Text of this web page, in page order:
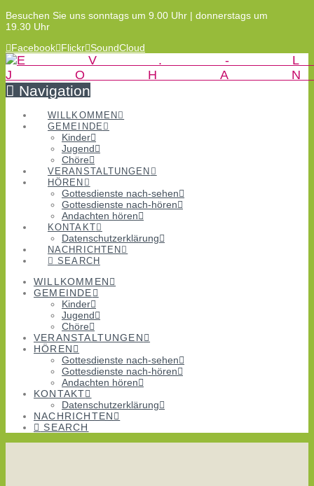
Besuchen Sie uns sonntags um 9.00 Uhr | donnerstags um
19.30 Uhr
Facebook Flickr SoundCloud
Navigation
WILLKOMMEN
GEMEINDE
Kinder
Jugend
Chöre
VERANSTALTUNGEN
HÖREN
Gottesdienste nach-sehen
Gottesdienste nach-hören
Andachten hören
KONTAKT
Datenschutzerklärung
NACHRICHTEN
SEARCH
WILLKOMMEN
GEMEINDE
Kinder
Jugend
Chöre
VERANSTALTUNGEN
HÖREN
Gottesdienste nach-sehen
Gottesdienste nach-hören
Andachten hören
KONTAKT
Datenschutzerklärung
NACHRICHTEN
SEARCH